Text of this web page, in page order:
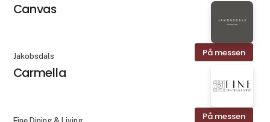
Canvas
På messen
Jakobsdals
Carmella
På messen